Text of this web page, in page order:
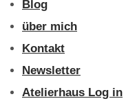
Blog
über mich
Kontakt
Newsletter
Atelierhaus Log in